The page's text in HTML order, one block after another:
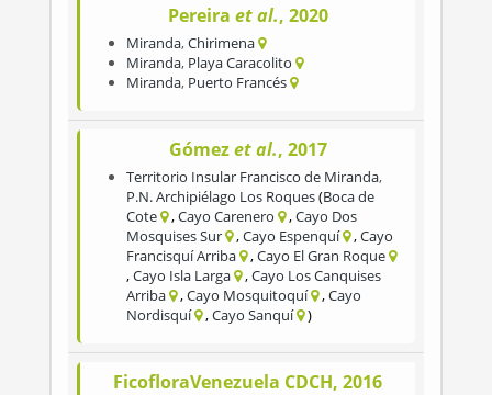
Pereira et al., 2020
Miranda,Chirimena
Miranda, Playa Caracolito
Miranda, Puerto Francés
Gómezet al., 2017
Territorio Insular Francisco de Miranda,
P.N. Archipiélago Los Roques Boca de
Cote
Cayo Carenero
Cayo Dos
Mosquises Sur
Cayo Espenquí
Cayo
Francisquí Arriba
Cayo El Gran Roque
Cayo Isla Larga
Cayo Los Canquises
Arriba
Cayo Mosquitoquí
Cayo
Nordisquí
Cayo Sanquí
FicofloraVenezuela CDCH, 2016